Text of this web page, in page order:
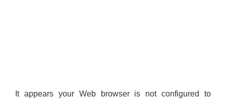
It appears your Web browser is not configured to